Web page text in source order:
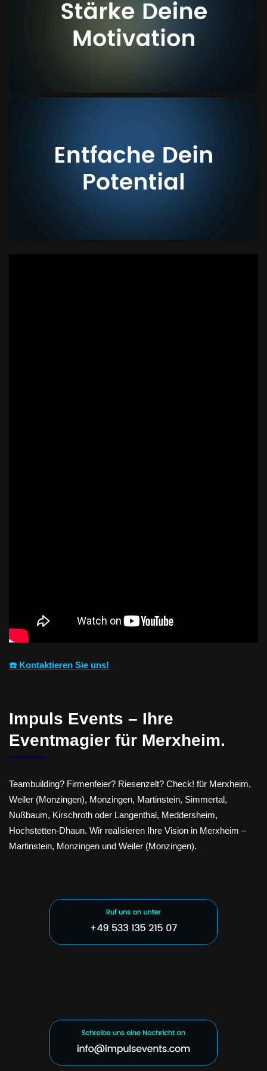
☎️ Kontaktieren Sie uns!
Impuls Events – Ihre
Eventmagier für Merxheim.
Teambuilding? Firmenfeier? Riesenzelt? Check! für Merxheim,
Weiler (Monzingen), Monzingen, Martinstein, Simmertal,
Nußbaum, Kirschroth oder Langenthal, Meddersheim,
Hochstetten-Dhaun. Wir realisieren Ihre Vision in Merxheim –
Martinstein, Monzingen und Weiler (Monzingen).